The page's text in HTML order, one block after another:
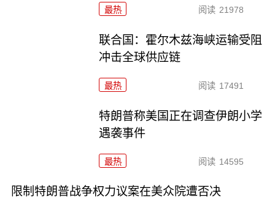
最热 阅读 21978
联合国：霍尔木兹海峡运输受阻
冲击全球供应链
最热 阅读 17491
特朗普称美国正在调查伊朗小学
遇袭事件
最热 阅读 14595
限制特朗普战争权力议案在美众院遭否决